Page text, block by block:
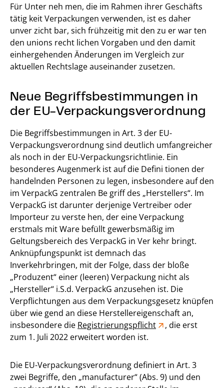
Für Unter neh men, die im Rahmen ihrer Geschäfts
tätig keit Verpackungen verwenden, ist es daher
unver zicht bar, sich frühzeitig mit den zu er war ten
den unions recht lichen Vorgaben und den damit
einhergehenden Änderungen im Vergleich zur
aktuellen Rechtslage auseinander zusetzen.
Neue Begriffsbestimmungen in
der EU-Verpackungsverordnung
Die Begriffsbestimmungen in Art. 3 der EU-
Verpackungsverordnung sind deutlich umfangreicher
als noch in der EU-Verpackungsrichtlinie. Ein
besonderes Augenmerk ist auf die Defini tionen der
handelnden Personen zu legen, insbesondere auf den
im VerpackG zentralen Be griff des „Herstellers“. Im
VerpackG ist darunter derjenige Vertreiber oder
Importeur zu verste hen, der eine Verpackung
erstmals mit Ware befüllt gewerbsmäßig im
Geltungsbereich des VerpackG in Ver kehr bringt.
Anknüpfungspunkt ist demnach das
Inverkehrbringen, mit der Folge, dass der bloße
„Produzent“ einer (leeren) Verpackung nicht als
„Hersteller“ i.S.d. VerpackG anzusehen ist. Die
Verpflichtungen aus dem Verpackungsgesetz knüpfen
über wie gend an diese Herstellereigenschaft an,
insbesondere die Registrierungspflicht
, die erst
zum 1. Juli 2022 erweitert worden ist.
Die EU-Verpackungsverordnung definiert in Art. 3
zwei Begriffe, den „manufacturer“ (Abs. 9) und den